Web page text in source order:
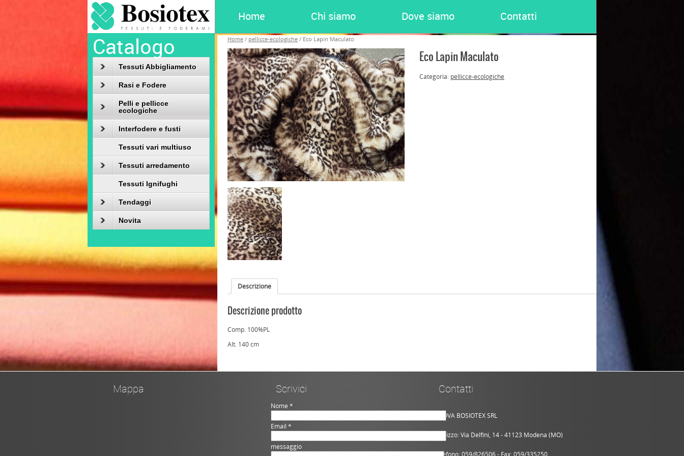
Home Chi siamo Dove siamo Contatti
Catalogo
Tessuti Abbigliamento
Rasi e Fodere
Pelli e pellicce
ecologiche
Interfodere e fusti
Tessuti vari multiuso
Tessuti arredamento
Tessuti Ignifughi
Tendaggi
Novita
Home / pellicce-ecologiche / Eco Lapin Maculato
Eco Lapin Maculato
Categoria: pellicce-ecologiche
Descrizione
Descrizione prodotto
Comp. 100%PL
Alt. 140 cm
Mappa Scrivici
Nome *
Email *
messaggio
Contatti
NUOVA BOSIOTEX SRL
Indirizzo: Via Delfini, 14 - 41123 Modena (MO)
Telefono: 059/826506 - Fax: 059/335250